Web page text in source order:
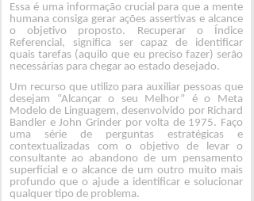
Essa é uma informação crucial para que a mente
humana consiga gerar ações assertivas e alcance
o objetivo proposto. Recuperar o Índice
Referencial, significa ser capaz de identificar
quais tarefas (aquilo que eu preciso fazer) serão
necessárias para chegar ao estado desejado.
Um recurso que utilizo para auxiliar pessoas que
desejam “Alcançar o seu Melhor” é o Meta
Modelo de Linguagem, desenvolvido por Richard
Bandler e John Grinder por volta de 1975. Faço
uma série de perguntas estratégicas e
contextualizadas com o objetivo de levar o
consultante ao abandono de um pensamento
superficial e o alcance de um outro muito mais
profundo que o ajude a identificar e solucionar
qualquer tipo de problema.